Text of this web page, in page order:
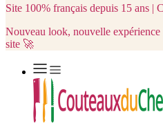
Site 100% français depuis 15 ans |
Nouveau look, nouvelle
site 🚀